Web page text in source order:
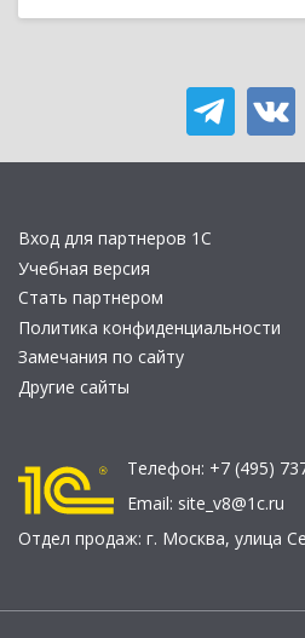
Вход для партнеров 1С
Учебная версия
Стать партнером
Политика конфиденциальности
Замечания по сайту
Другие сайты
Телефон: +7 (495)
Email: site_v8@1c.ru
Отдел продаж: г. Москва, улица